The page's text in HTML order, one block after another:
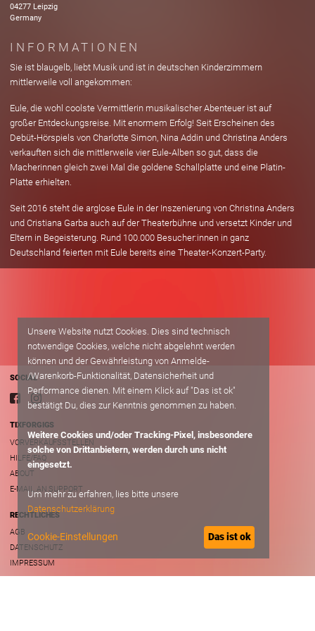
04277 Leipzig
Germany
INFORMATIONEN
Sie ist blaugelb, liebt Musik und ist in deutschen Kinderzimmern
mittlerweile voll angekommen:
Eule, die wohl coolste Vermittlerin musikalischer Abenteuer ist auf
großer Entdeckungsreise. Mit enormem Erfolg! Seit Erscheinen des
Debüt-Hörspiels von Charlotte Simon, Nina Addin und Christina Anders
verkauften sich die mittlerweile vier Eule-Alben so gut, dass die
Macherinnen gleich zwei Mal die goldene Schallplatte und eine Platin-
Platte erhielten.
Seit 2016 steht die arglose Eule in der Inszenierung von Christina Anders
und Cristiana Garba auch auf der Theaterbühne und versetzt Kinder und
Eltern in Begeisterung. Rund 100.000 Besucher:innen in ganz
Deutschland feierten mit Eule bereits eine Theater-Konzert-Party.
SOCIAL
TIXFORGIGS
VORVERKAUFSSTELLEN
HILFE/FAQ
ABOUT
E-MAIL AN SUPPORT
RECHTLICHES
AGB
DATENSCHUTZ
IMPRESSUM
Unsere Website nutzt Cookies. Dies sind technisch
notwendige Cookies, welche nicht abgelehnt werden
können und der Gewährleistung von Anmelde-
/Warenkorb-Funktionalität, Datensicherheit und
Performance dienen. Mit einem Klick auf "Das ist ok"
bestätigt Du, dies zur Kenntnis genommen zu haben.
Weitere Cookies und/oder Tracking-Pixel, insbesondere
solche von Drittanbietern, werden durch uns nicht
eingesetzt.
Um mehr zu erfahren, lies bitte unsere
Datenschutzerklärung
Cookie-Einstellungen Das ist ok